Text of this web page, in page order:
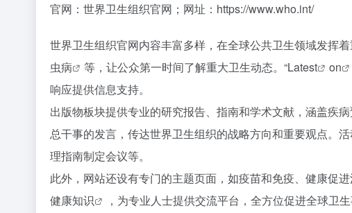
官网：世界卫生组织官网；网址：https://www.who.int/
世界卫生组织官网内容丰富多样，在全球公共卫生领域发挥
虫病
等，让公众第一时间了解重大卫生动态。“Latest on
响应提供信息支持。
出版物板块提供专业的研究报告、指南和学术文献，涵盖疾
总干事的发言，传达世界卫生组织的战略方向和重要观点。
理指南制定会议等。
此外，网站还设有专门的主题页面，如疫苗和免疫、健康促
健康知识
，为专业人士提供交流平台，全方位促进全球卫生